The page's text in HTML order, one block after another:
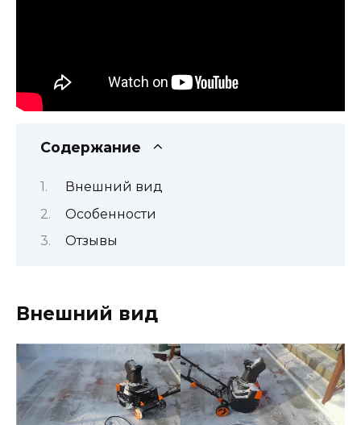
Содержание
Внешний вид
Особенности
Отзывы
Внешний вид